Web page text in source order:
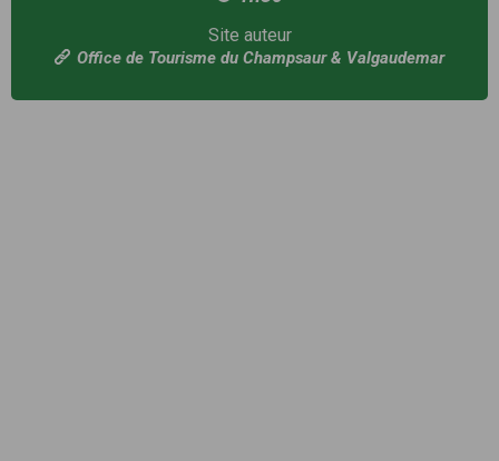
Site auteur
Office de Tourisme du Champsaur & Valgaudemar